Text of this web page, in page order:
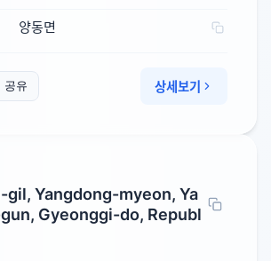
양동면
유 상세보기
gil, Yangdong-myeon, Ya
Gyeonggi-do, Republ